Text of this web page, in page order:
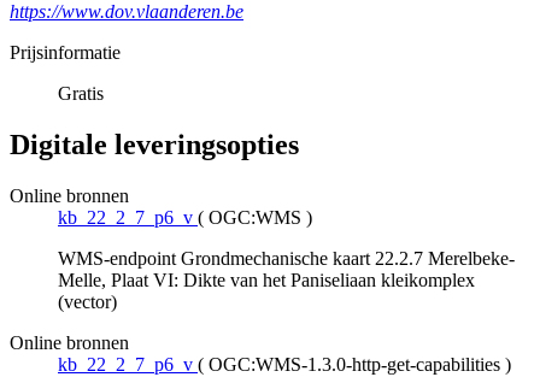
https://www.dov.vlaanderen.be
Prijsinformatie
Gratis
Digitale leveringsopties
Online bronnen
kb_22_2_7_p6_v ( OGC:WMS )
WMS-endpoint Grondmechanische kaart 22.2.7 Merelbeke-
Melle, Plaat VI: Dikte van het Paniseliaan kleikomplex
(vector)
Online bronnen
kb_22_2_7_p6_v ( OGC:WMS-1.3.0-http-get-capabilities )